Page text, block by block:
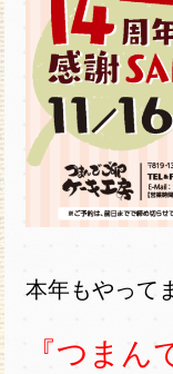
本年もやって
『つま